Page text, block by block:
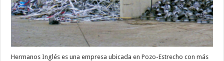
Hermanos Inglés es una empresa ubicada en Pozo-Estrecho con más